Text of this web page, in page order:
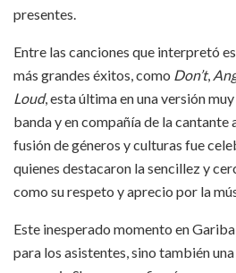
presentes.
Entre las canciones que interpretó
más grandes éxitos, como Don’t,
Loud, esta última en una versión
banda y en compañía de la cantante
fusión de géneros y culturas fue
quienes destacaron la sencillez y
como su respeto y aprecio por la
Este inesperado momento en
para los asistentes, sino también